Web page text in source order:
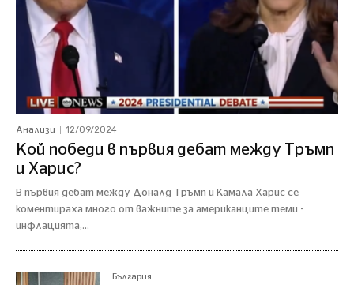
Анализи 12/09/2024
Кой победи в първия дебат между Тръмп
и Харис?
В първия дебат между Доналд Тръмп и Камала Харис се
коментираха много от важните за американците теми -
инфлацията,...
България